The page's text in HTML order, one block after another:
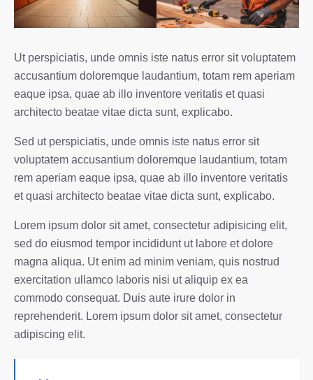
Ut perspiciatis, unde omnis iste natus error sit voluptatem
accusantium doloremque laudantium, totam rem aperiam
eaque ipsa, quae ab illo inventore veritatis et quasi
architecto beatae vitae dicta sunt, explicabo.
Sed ut perspiciatis, unde omnis iste natus error sit
voluptatem accusantium doloremque laudantium, totam
rem aperiam eaque ipsa, quae ab illo inventore veritatis
et quasi architecto beatae vitae dicta sunt, explicabo.
Lorem ipsum dolor sit amet, consectetur adipisicing elit,
sed do eiusmod tempor incididunt ut labore et dolore
magna aliqua. Ut enim ad minim veniam, quis nostrud
exercitation ullamco laboris nisi ut aliquip ex ea
commodo consequat. Duis aute irure dolor in
reprehenderit. Lorem ipsum dolor sit amet, consectetur
adipiscing elit.